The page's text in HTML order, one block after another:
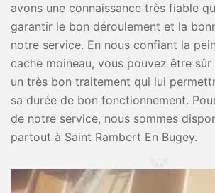
avons une connaissance très fiable
garantir le bon déroulement et la
notre service. En nous confiant la
cache moineau, vous pouvez être sûr
un très bon traitement qui lui
sa durée de bon fonctionnement.
de notre service, nous sommes
partout à Saint Rambert En Bugey.